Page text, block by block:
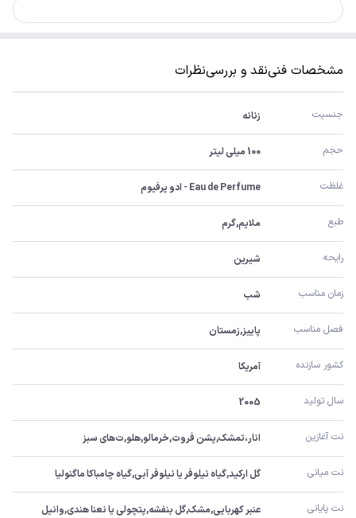
مشخصات فنینقد و بررسینظرات
جنسیت زنانه
حجم 100 میلی لیتر
غلظت Eau de Perfume - ادو پرفیوم
طبع ملایم,گرم
رایحه شیرین
زمان مناسب شب
فصل مناسب پاییز,زمستان
کشور سازنده آمریکا
سال تولید 2005
نت آغازین انار،تمشک,پشن فروت,خرمالو,هلو,ت‌های سبز
نت میانی گل ارکید,گیاه نیلوفر یا نیلوفر آبی,گیاه چامباکا ماگنولیا
نت پایانی عنبر کهربایی,مشک,گل بنفشه,پتچولی یا نعنا هندی,وانیل